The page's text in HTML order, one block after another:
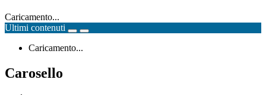
Caricamento...
Ultimi contenuti
Caricamento...
Carosello